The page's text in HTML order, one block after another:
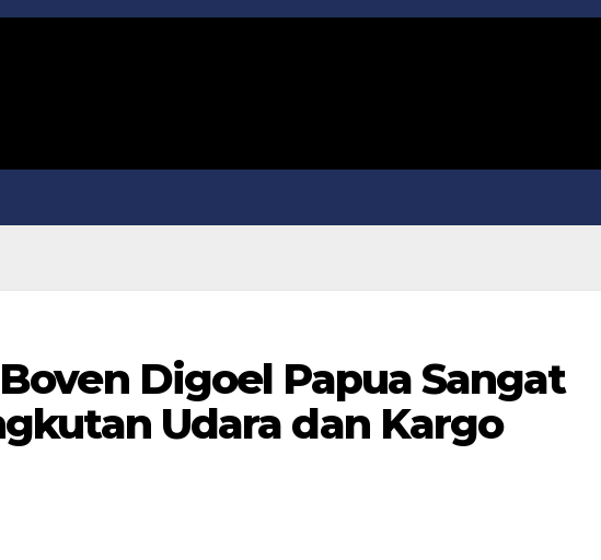
Digoel Papua Sangat
Udara dan Kargo